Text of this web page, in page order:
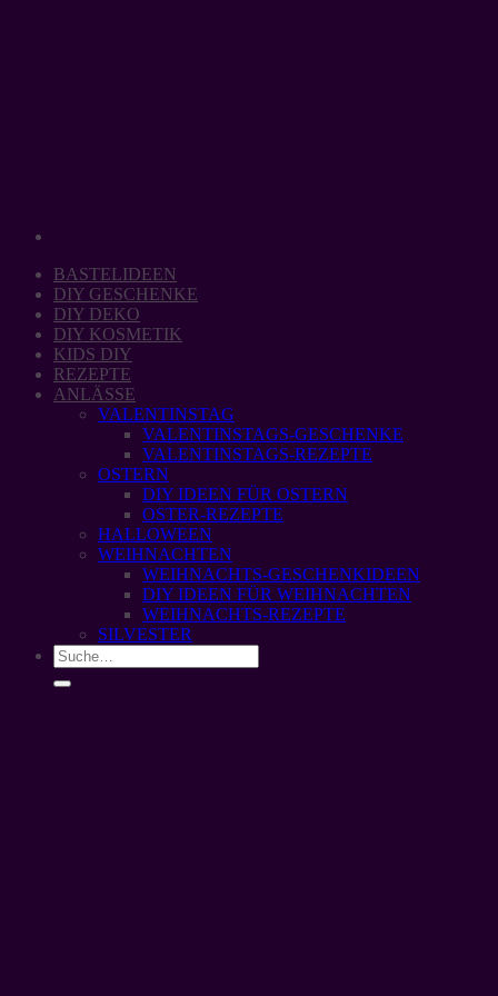
BASTELIDEEN
DIY GESCHENKE
DIY DEKO
DIY KOSMETIK
KIDS DIY
REZEPTE
ANLÄSSE
VALENTINSTAG
VALENTINSTAGS-GESCHENKE
VALENTINSTAGS-REZEPTE
OSTERN
DIY IDEEN FÜR OSTERN
OSTER-REZEPTE
HALLOWEEN
WEIHNACHTEN
WEIHNACHTS-GESCHENKIDEEN
DIY IDEEN FÜR WEIHNACHTEN
WEIHNACHTS-REZEPTE
SILVESTER